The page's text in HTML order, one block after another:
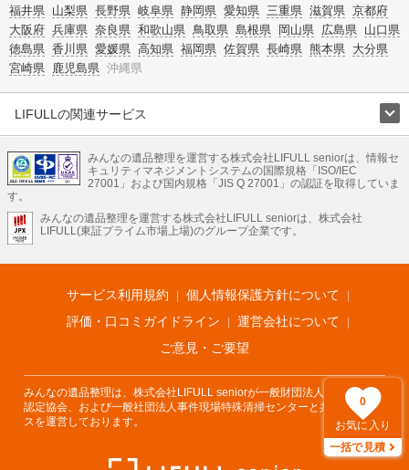
0
お気に入り
一括で見積
福井県 山梨県 長野県 岐阜県 静岡県 愛知県 三重県 滋賀県 京都府
大阪府 兵庫県 奈良県 和歌山県 鳥取県 島根県 岡山県 広島県 山口県
徳島県 香川県 愛媛県 高知県 福岡県 佐賀県 長崎県 熊本県 大分県
宮崎県 鹿児島県 沖縄県
LIFULLの関連サービス
不動産・住宅
引越し 老人ホーム 地方創生 ママの就労支援
不動産クラウドファンディング 遺品整理 老後の暮らし情報
LIFULL HOME'Sのサービス
不動産・住宅
不動産査定 マンション専門売却査定 不動産投資 アドバイザー
不動産アーカイブ
空き家バンク 家賃相場 不動産会社
まちむすび
不動産用語集 住まいのお役立ち情報
LIFULL HOME'S PRESS
アプリ 不動産データ 不動産転職
みんなの遺品整理を運営する株式会社LIFULL seniorは、情報セ
キュリティマネジメントシステムの国際規格「ISO/IEC
27001」および国内規格「JIS Q 27001」の認証を取得していま
す。
みんなの遺品整理を運営する株式会社LIFULL seniorは、株式会社
LIFULL(東証プライム市場上場)のグループ企業です。
サービス利用規約
個人情報保護方針について
評価・口コミガイドライン
運営会社について
ご意見・ご要望
みんなの遺品整理は、株式会社LIFULL seniorが一般財団法人遺品整理士
認定協会、および一般社団法人事件現場特殊清掃センターと共同でサービ
スを運営しております。